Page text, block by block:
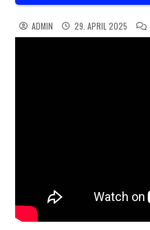
ADMIN 29. APRIL 2025